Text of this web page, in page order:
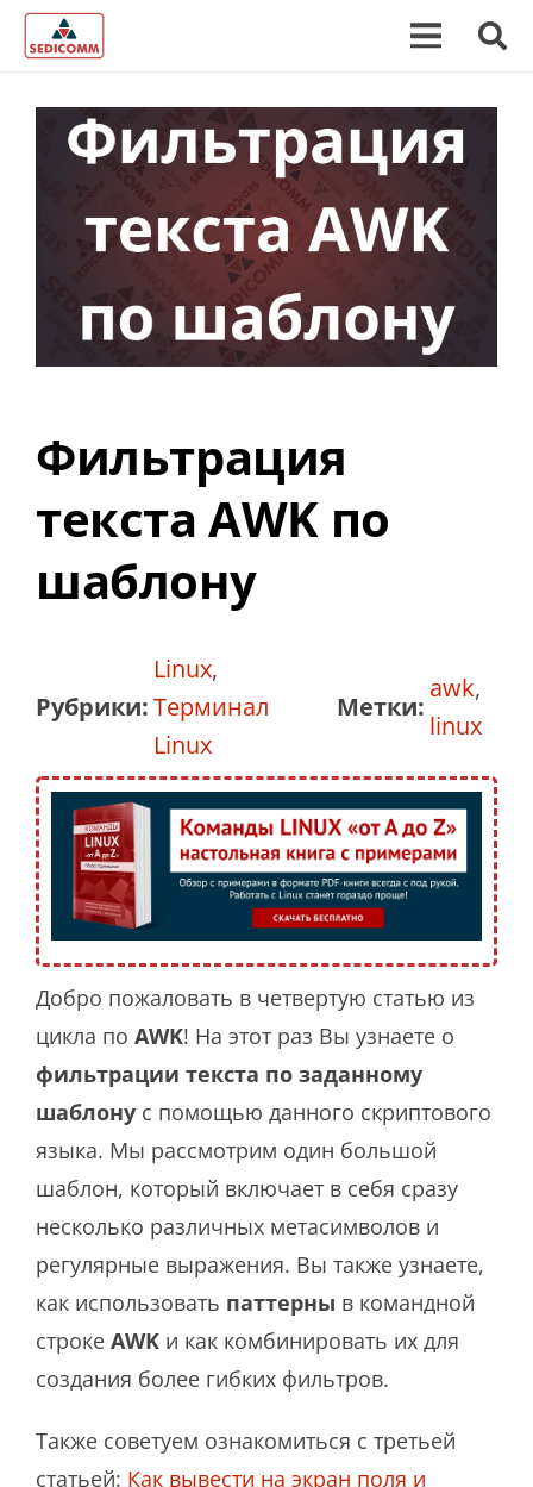
Фильтрация
текста AWK по
шаблону
Рубрики:
Linux,
Терминал
Linux
Метки:
awk,
linux
Добро пожаловать в четвертую статью из
цикла по AWK! На этот раз Вы узнаете о
фильтрации текста по заданному
шаблону с помощью данного скриптового
языка. Мы рассмотрим один большой
шаблон, который включает в себя сразу
несколько различных метасимволов и
регулярные выражения. Вы также узнаете,
как использовать паттерны в командной
строке AWK и как комбинировать их для
создания более гибких фильтров.
Также советуем ознакомиться с третьей
статьей: Как вывести на экран поля и